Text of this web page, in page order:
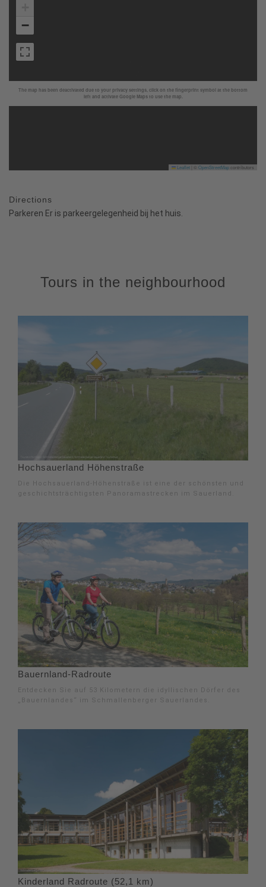
The map has been deactivated due to your privacy settings, click on the fingerprint symbol at the bottom
left and activate Google Maps to use the map.
−
Leaflet OpenStreetMapcontributors
Directions
Parkeren Er is parkeergelegenheid bij het huis.
Tours in the neighbourhood
Hochsauerland Höhenstraße
Die Hochsauerland-Höhenstraße ist eine der schönsten und
geschichtsträchtigsten Panoramastrecken im Sauerland.
Bauernland-Radroute
Entdecken Sie auf 53 Kilometern die idyllischen Dörfer des
„Bauernlandes“ im Schmallenberger Sauerlandes.
Kinderland Radroute (52,1 km)